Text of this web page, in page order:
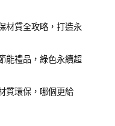
材質全攻略，打造永
能禮品，綠色永續超
質環保，哪個更給